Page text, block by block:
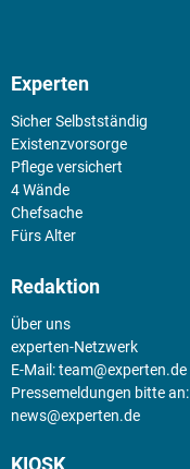
Experten
Sicher Selbstständig
Existenz­vorsorge
Pflege versichert
4 Wände
Chefsache
Fürs Alter
Redaktion
Über uns
experten-Netzwerk
E-Mail:team@experten.de
Pressemeldungen bitte an:
news@experten.de